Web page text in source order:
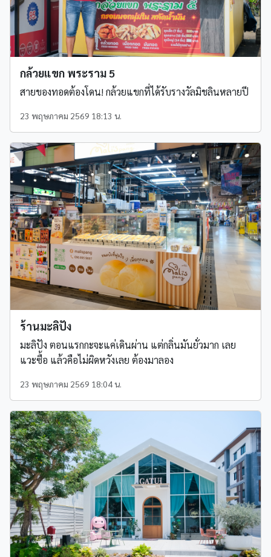
กล้วยแขก พระราม 5
สายของทอดต้องโดน! กล้วยแขกที่ได้รับรางวัลมิชลินหลายปี
23 พฤษภาคม 2569 18:13 น.
ร้านมะลิปัง
มะลิปัง ตอนแรกกะจะแค่เดินผ่าน แต่กลิ่นมันยั่วมาก เลย
แวะซื้อ แล้วคือไม่ผิดหวังเลย ต้องมาลอง
23 พฤษภาคม 2569 18:04 น.